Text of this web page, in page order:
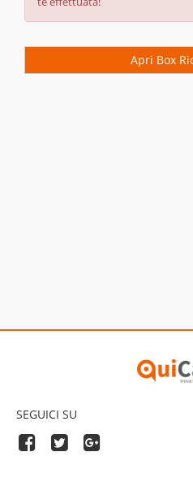
Apri Box
SEGUICI SU